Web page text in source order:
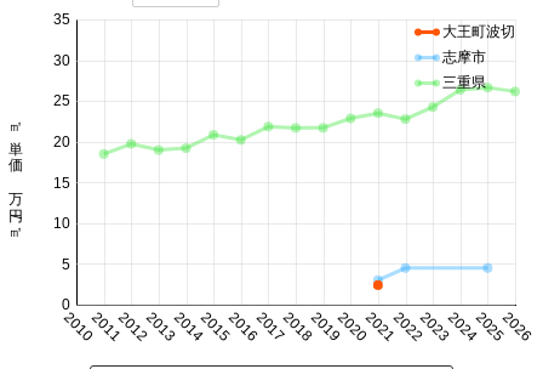
20102011201220132014201520162017201820192020202120222023202420252026
0
5
10
15
20
25
30
35
㎡単価 万円/㎡
大王町波切
志摩市
三重県